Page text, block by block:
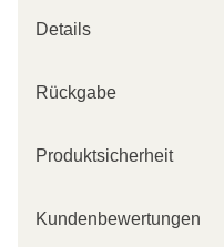
Details
Rückgabe
Produktsicherheit
Kundenbewertungen